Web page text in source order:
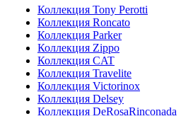
Коллекция Tony Perotti
Коллекция Roncato
Коллекция Parker
Коллекция Zippo
Коллекция CAT
Коллекция Travelite
Коллекция Victorinox
Коллекция Delsey
Коллекция DeRosaRinconada